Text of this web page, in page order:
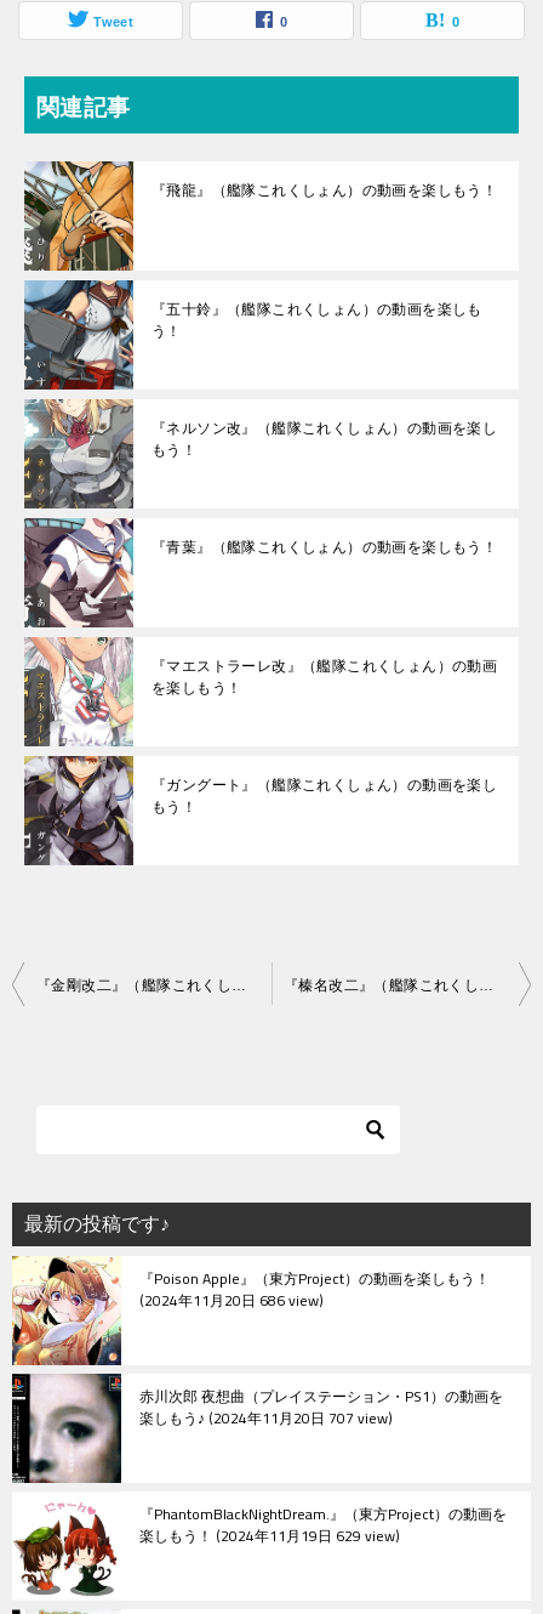
Tweet 0 0
関連記事
『飛龍』（艦隊これくしょん）の動画を楽しもう！
『五十鈴』（艦隊これくしょん）の動画を楽しも
う！
『ネルソン改』（艦隊これくしょん）の動画を楽し
もう！
『青葉』（艦隊これくしょん）の動画を楽しもう！
『マエストラーレ改』（艦隊これくしょん）の動画
を楽しもう！
『ガングート』（艦隊これくしょん）の動画を楽し
もう！
投
シ
ョ
ン
最新の投稿です♪
『Poison Apple』（東方Project）の動画を楽しもう！
2024年11月20日 686 view
赤川次郎 夜想曲（プレイステーション・PS1）の動画を
楽しもう♪ 2024年11月20日 707 view
『PhantomBlackNightDream.』（東方Project）の動画を
楽しもう！ 2024年11月19日 629 view